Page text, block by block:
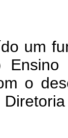
um
o